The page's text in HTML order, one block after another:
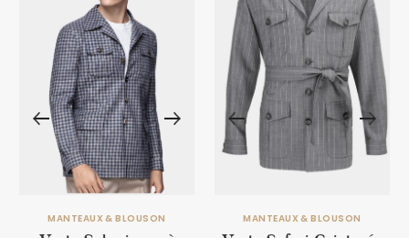
MANTEAUX & BLOUSON MANTEAUX & BLOUSON